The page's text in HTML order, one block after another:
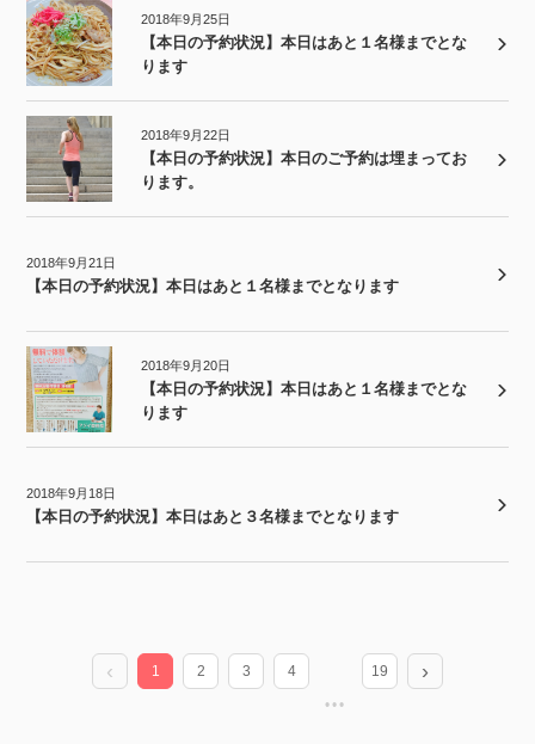
2018年9月25日
【本日の予約状況】本日はあと１名様までとな
ります
2018年9月22日
【本日の予約状況】本日のご予約は埋まってお
ります。
2018年9月21日
【本日の予約状況】本日はあと１名様までとなります
2018年9月20日
【本日の予約状況】本日はあと１名様までとな
ります
2018年9月18日
【本日の予約状況】本日はあと３名様までとなります
1 2 3 4 19